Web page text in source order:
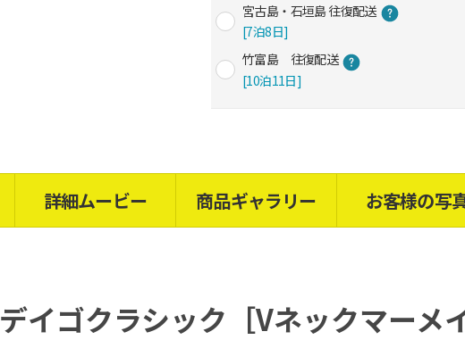
宮古島・石垣島 往復配送
[7泊8日]
竹富島 往復配送
[10泊11日]
詳細ムービー 商品ギャラリー お客様の写
デイゴクラシック［Vネックマーメ